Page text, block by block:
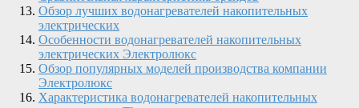
Обзор лучших водонагревателей накопительных
электрических
Особенности водонагревателей накопительных
электрических Электролюкс
Обзор популярных моделей производства компании
Электролюкс
Характеристика водонагревателей накопительных